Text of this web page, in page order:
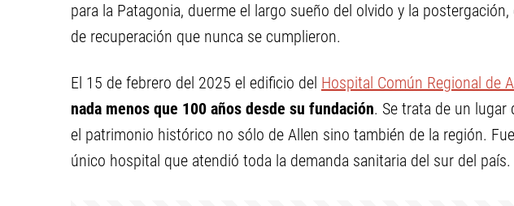
para la Patagonia, duerme el largo sueño del olvido y la
de recuperación que nunca se cumplieron.
El 15 de febrero del 2025 el edificio del Hospital Común Regional de
nada menos que 100 años desde su fundación. Se trata de un lugar
el patrimonio histórico no sólo de Allen sino también de la región.
único hospital que atendió toda la demanda sanitaria del sur del país.